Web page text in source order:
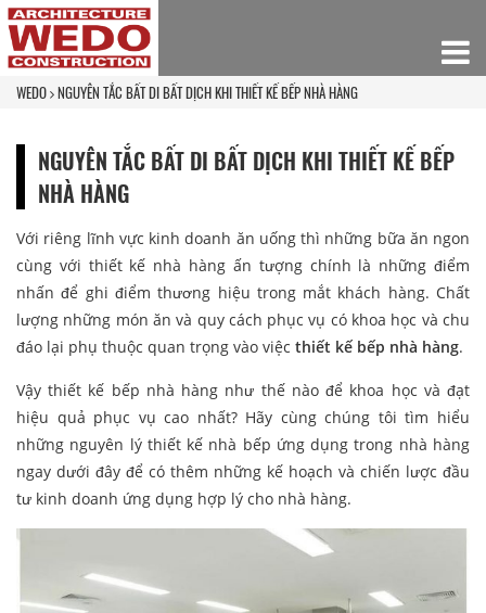
WEDO NGUYÊN TẮC BẤT DI BẤT DỊCH KHI THIẾT KẾ BẾP NHÀ HÀNG
NGUYÊN TẮC BẤT DI BẤT DỊCH KHI THIẾT KẾ BẾP
NHÀ HÀNG
Với riêng lĩnh vực kinh doanh ăn uống thì những bữa ăn ngon
cùng với thiết kế nhà hàng ấn tượng chính là những điểm
nhấn để ghi điểm thương hiệu trong mắt khách hàng. Chất
lượng những món ăn và quy cách phục vụ có khoa học và chu
đáo lại phụ thuộc quan trọng vào việc thiết kế bếp nhà hàng.
Vậy thiết kế bếp nhà hàng như thế nào để khoa học và đạt
hiệu quả phục vụ cao nhất? Hãy cùng chúng tôi tìm hiểu
những nguyên lý thiết kế nhà bếp ứng dụng trong nhà hàng
ngay dưới đây để có thêm những kế hoạch và chiến lược đầu
tư kinh doanh ứng dụng hợp lý cho nhà hàng.